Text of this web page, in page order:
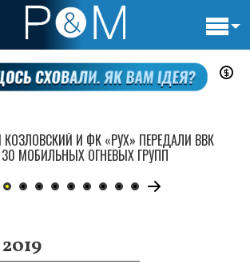
КОЗЛОВСКИЙ И ФК «РУХ» ПЕРЕДАЛИ ВВК
МОБИЛЬНЫХ ОГНЕВЫХ ГРУПП